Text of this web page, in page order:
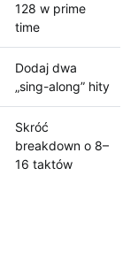
128 w prime
time
Dodaj dwa
„sing-along” hity
Skróć
breakdown o 8–
16 taktów